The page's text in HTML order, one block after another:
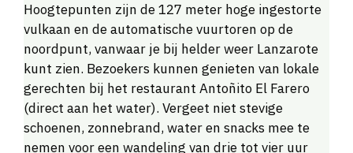
Hoogtepunten zijn de 127 meter hoge ingestorte
vulkaan en de automatische vuurtoren op de
noordpunt, vanwaar je bij helder weer Lanzarote
kunt zien. Bezoekers kunnen genieten van lokale
gerechten bij het restaurant Antoñito El Farero
(direct aan het water). Vergeet niet stevige
schoenen, zonnebrand, water en snacks mee te
nemen voor een wandeling van drie tot vier uur